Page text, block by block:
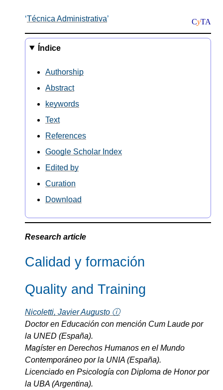
CyTA
Técnica Administrativa
Índice
Authorship
Abstract
keywords
Text
References
Google Scholar Index
Edited by
Curation
Download
Research article
Calidad y formación
Quality and Training
Nicoletti, Javier Augusto ⓘ
Doctor en Educación con mención Cum Laude por
la UNED (España).
Magíster en Derechos Humanos en el Mundo
Contemporáneo por la UNIA (España).
Licenciado en Psicología con Diploma de Honor por
la UBA (Argentina).